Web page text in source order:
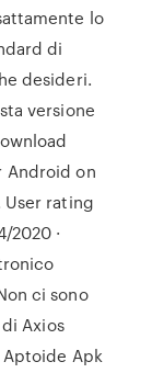
lo
di
desideri.
versione
Android on
rating
·
ci sono
Axios
Apk